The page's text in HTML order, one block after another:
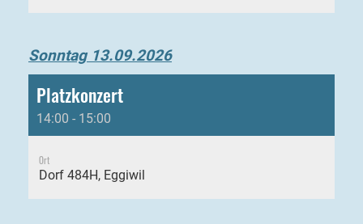
Sonntag 13.09.2026
Platzkonzert
14:00 - 15:00
Ort
Dorf 484H, Eggiwil